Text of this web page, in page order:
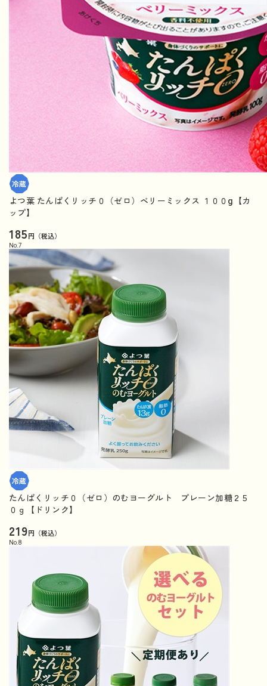
よつ葉 たんぱくリッチ０（ゼロ）ベリーミックス １００g【カ
ップ】
185円（税込）
No. 7
たんぱくリッチ０（ゼロ）のむヨーグルト プレーン加糖２５
０ｇ【ドリンク】
219円（税込）
No. 8